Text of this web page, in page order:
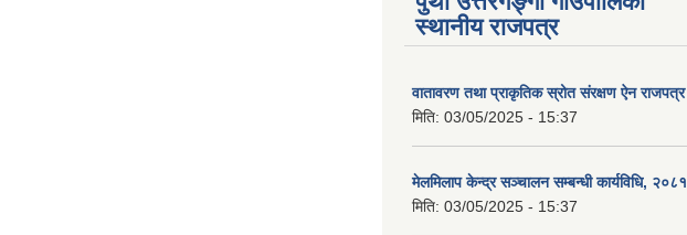
स्थानीय राजपत्र
वातावरण तथा प्राकृतिक स्रोत संरक्षण ऐन राजपत्र
मिति: 03/05/2025 - 15:37
मेलमिलाप केन्द्र सञ्चालन सम्बन्धी कार्यविधि, २०८१
मिति: 03/05/2025 - 15:37